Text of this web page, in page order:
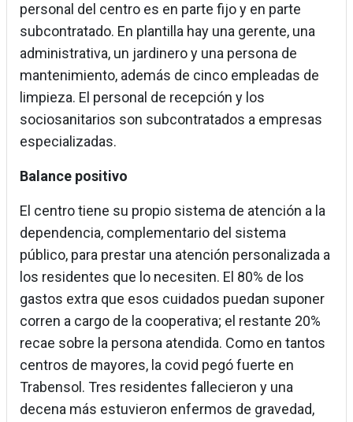
personal del centro es en parte fijo y en parte
subcontratado. En plantilla hay una gerente, una
administrativa, un jardinero y una persona de
mantenimiento, además de cinco empleadas de
limpieza. El personal de recepción y los
sociosanitarios son subcontratados a empresas
especializadas.
Balance positivo
El centro tiene su propio sistema de atención a la
dependencia, complementario del sistema
público, para prestar una atención personalizada a
los residentes que lo necesiten. El 80% de los
gastos extra que esos cuidados puedan suponer
corren a cargo de la cooperativa; el restante 20%
recae sobre la persona atendida. Como en tantos
centros de mayores, la covid pegó fuerte en
Trabensol. Tres residentes fallecieron y una
decena más estuvieron enfermos de gravedad,